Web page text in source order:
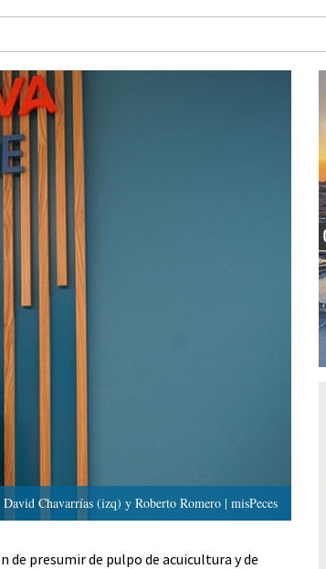
David Chavarrías (izq) y Roberto Romero | misPeces
de presumir de pulpo de acuicultura y de